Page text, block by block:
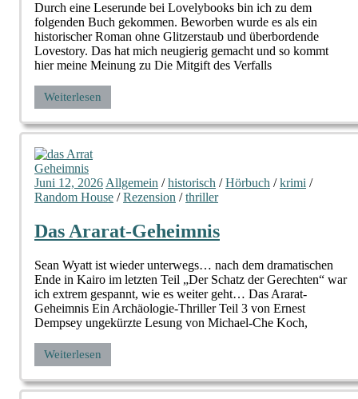
Durch eine Leserunde bei Lovelybooks bin ich zu dem
folgenden Buch gekommen. Beworben wurde es als ein
historischer Roman ohne Glitzerstaub und überbordende
Lovestory. Das hat mich neugierig gemacht und so kommt
hier meine Meinung zu Die Mitgift des Verfalls
Weiterlesen
Juni 12, 2026Allgemein /historisch /Hörbuch /krimi /
Random House /Rezension /thriller
Das Ararat-Geheimnis
Sean Wyatt ist wieder unterwegs… nach dem dramatischen
Ende in Kairo im letzten Teil „Der Schatz der Gerechten“ war
ich extrem gespannt, wie es weiter geht… Das Ararat-
Geheimnis Ein Archäologie-Thriller Teil 3 von Ernest
Dempsey ungekürzte Lesung von Michael-Che Koch,
Weiterlesen